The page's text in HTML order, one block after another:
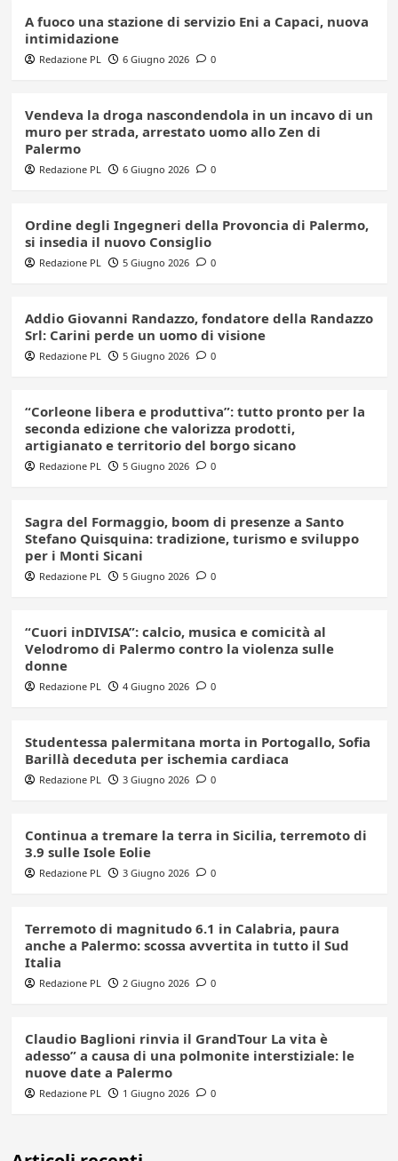
A fuoco una stazione di servizio Eni a Capaci, nuova
intimidazione
Redazione PL 6 Giugno 2026 0
Vendeva la droga nascondendola in un incavo di un
muro per strada, arrestato uomo allo Zen di
Palermo
Redazione PL 6 Giugno 2026 0
Ordine degli Ingegneri della Provoncia di Palermo,
si insedia il nuovo Consiglio
Redazione PL 5 Giugno 2026 0
Addio Giovanni Randazzo, fondatore della Randazzo
Srl: Carini perde un uomo di visione
Redazione PL 5 Giugno 2026 0
“Corleone libera e produttiva”: tutto pronto per la
seconda edizione che valorizza prodotti,
artigianato e territorio del borgo sicano
Redazione PL 5 Giugno 2026 0
Sagra del Formaggio, boom di presenze a Santo
Stefano Quisquina: tradizione, turismo e sviluppo
per i Monti Sicani
Redazione PL 5 Giugno 2026 0
“Cuori inDIVISA”: calcio, musica e comicità al
Velodromo di Palermo contro la violenza sulle
donne
Redazione PL 4 Giugno 2026 0
Studentessa palermitana morta in Portogallo, Sofia
Barillà deceduta per ischemia cardiaca
Redazione PL 3 Giugno 2026 0
Continua a tremare la terra in Sicilia, terremoto di
3.9 sulle Isole Eolie
Redazione PL 3 Giugno 2026 0
Terremoto di magnitudo 6.1 in Calabria, paura
anche a Palermo: scossa avvertita in tutto il Sud
Italia
Redazione PL 2 Giugno 2026 0
Claudio Baglioni rinvia il GrandTour La vita è
adesso” a causa di una polmonite interstiziale: le
nuove date a Palermo
Redazione PL 1 Giugno 2026 0